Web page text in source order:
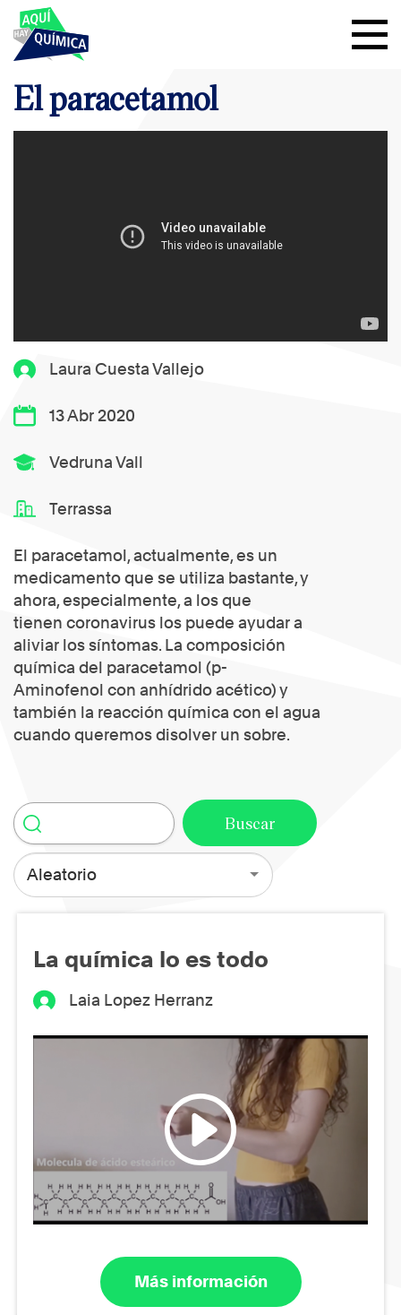
Laura Cuesta Vallejo
13 Abr 2020
Vedruna Vall
Terrassa
El paracetamol, actualmente, es un
medicamento que se utiliza bastante, y
ahora, especialmente, a los que
tienen coronavirus los puede ayudar a
aliviar los síntomas. La composición
química del paracetamol (p-
Aminofenol con anhídrido acético) y
también la reacción química con el agua
cuando queremos disolver un sobre.
El paracetamol
Aleatorio
La química lo es todo
Laia Lopez Herranz
Más información